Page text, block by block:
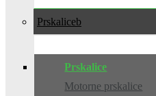
Prskalice
Prskalice
Motorne prskalice